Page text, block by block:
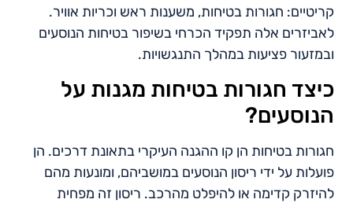
קריטיים: חגורות בטיחות, משענות ראש וכריות אוויר.
לאביזרים אלה תפקיד הכרחי בשיפור בטיחות הנוסעים
ובמזעור פציעות במהלך התנגשויות.
כיצד חגורות בטיחות מגנות על
הנוסעים?
חגורות בטיחות הן קו ההגנה העיקרי בתאונת דרכים. הן
פועלות על ידי ריסון הנוסעים במושביהם, ומונעות מהם
להיזרק קדימה או להיפלט מהרכב. ריסון זה מפחית